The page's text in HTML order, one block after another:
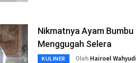
Nikmatnya Ayam
Menggugah Selera
KULINER Oleh Hairoel Wahyudi